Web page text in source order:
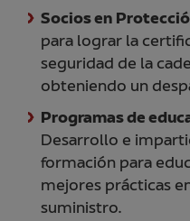
Socios en
para lograr la
seguridad de la
obteniendo un
Programas de
Desarrollo e
formación para
mejores prácticas
suministro.